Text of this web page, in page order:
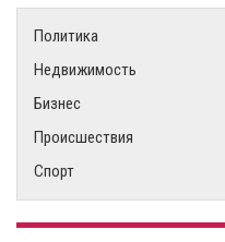
Политика
Недвижимость
Бизнес
Происшествия
Спорт